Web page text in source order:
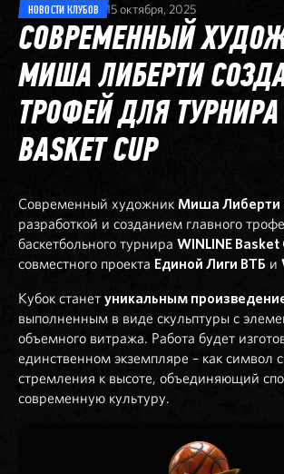
НОВОСТИ КЛУБОВ 15 октября, 2025
СОВРЕМЕННЫЙ
МИША ЛИБЕРТИ
ТРОФЕЙ ДЛЯ ТУРНИРА
BASKET CUP
Современный художникМиша Либерти
разработкой и созданием главного
баскетбольного турнира WINLINE Basket
совместного проекта Единой Лиги ВТБ и
Кубок станетуникальным
выполненным в виде скульптуры с
объемного витража. Работа будет
единственном экземпляре – как символ
стремления к высоте, объединяющий
современную культуру.